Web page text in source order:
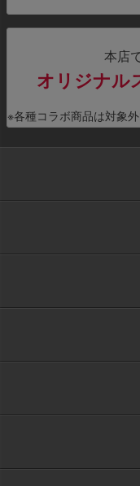
本店
オリジナル
※各種コラボ商品は対象外